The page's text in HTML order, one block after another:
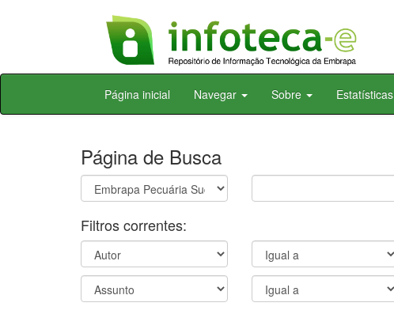
Skip
Página inicial Navegar Sobre Estatísticas
Página de Busca
Filtros correntes: